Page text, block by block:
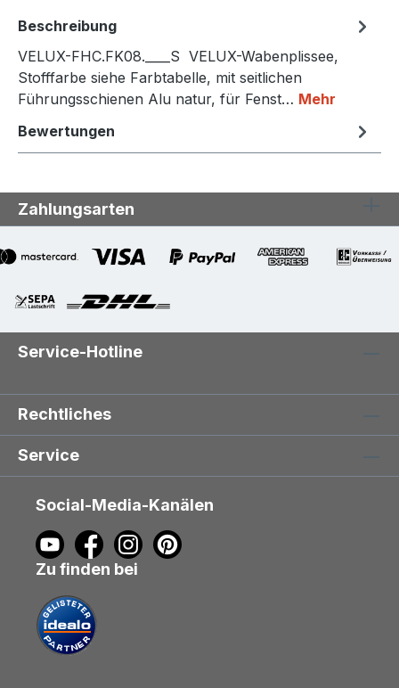
Beschreibung
VELUX-FHC.FK08.____S VELUX-Wabenplissee,
Stofffarbe siehe Farbtabelle, mit seitlichen
Führungsschienen Alu natur, für Fenst… Mehr
Bewertungen
Zahlungsarten
Service-Hotline
Rechtliches
Service
Social-Media-Kanälen
Zu finden bei